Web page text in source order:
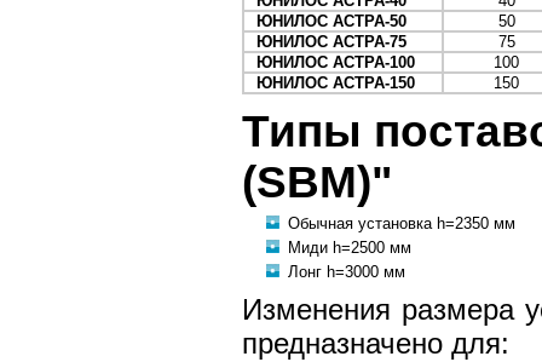
ЮНИЛОС АСТРА-50
50
ЮНИЛОС АСТРА-75
75
ЮНИЛОС АСТРА-100
100
ЮНИЛОС АСТРА-150
150
Типы
(SBM)"
Обычная установка h=2350 мм
Миди h=2500 мм
Лонг h=3000 мм
Изменения размера
предназначено для: